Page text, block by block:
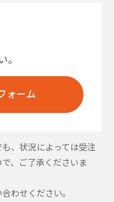
ォーム
、状況によっては受注
、ご了承くださいま
わせください。